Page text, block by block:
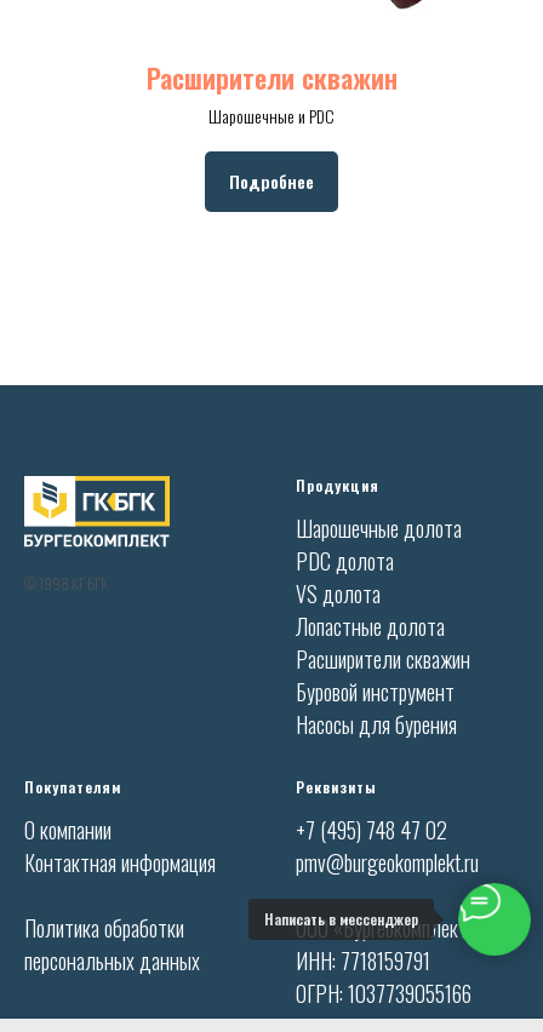
Расширители скважин
Шарошечные и PDC
Подробнее
Написать в мессенджер
© 1998 КГ БГК
Продукция
Шарошечные долота
PDC долота
VS долота
Лопастные долота
Расширители скважин
Буровой инструмент
Насосы для бурения
Покупателям
О компании
Контактная информация
Политика обработки
персональных данных
Реквизиты
+7 (495) 748 47 02
pmv@burgeokomplekt.ru
ООО «Бургеокомплект»
ИНН: 7718159791
ОГРН: 1037739055166